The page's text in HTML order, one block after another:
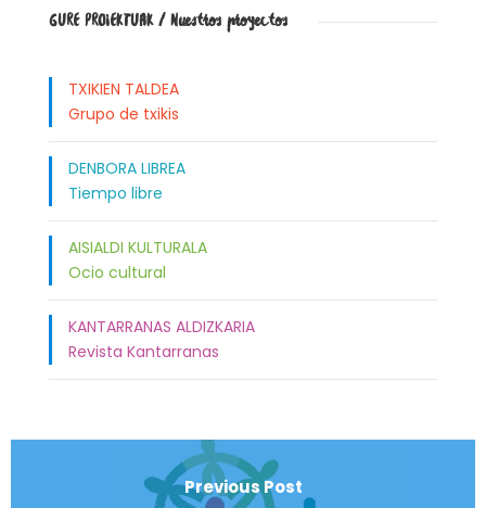
GURE PROIEKTUAK / Nuestros proyectos
TXIKIEN TALDEA
Grupo de txikis
DENBORA LIBREA
Tiempo libre
AISIALDI KULTURALA
Ocio cultural
KANTARRANAS ALDIZKARIA
Revista Kantarranas
Previous Post